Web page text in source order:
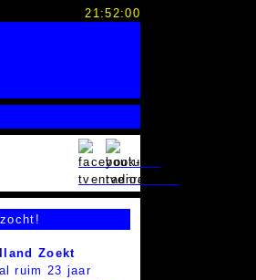
21:52:01
Zoekt
ruim 23 jaar